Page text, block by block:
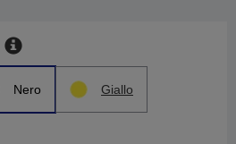
Nero Giallo